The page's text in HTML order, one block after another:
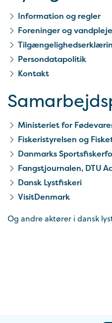
Information og regler
Foreninger og vandpleje
Persondatapolitik
Kontakt
Ministeriet for
Fiskeristyrelsen og
Danmarks
Fangstjournalen, DTU
Dansk Lystfiskeri
VisitDenmark
Og andre aktører i dansk